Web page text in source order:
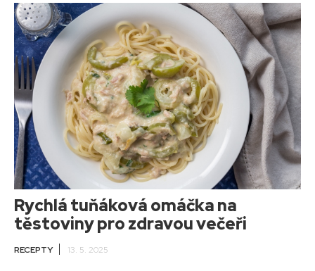
Rychlá tuňáková omáčka na
těstoviny pro zdravou večeři
RECEPTY 13. 5. 2025